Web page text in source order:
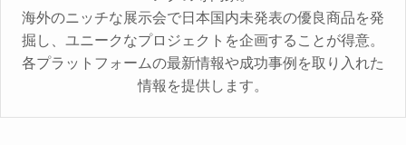
海外のニッチな展示会で日本国内未発表の優良商品を発
掘し、ユニークなプロジェクトを企画することが得意。
各プラットフォームの最新情報や成功事例を取り入れた
情報を提供します。